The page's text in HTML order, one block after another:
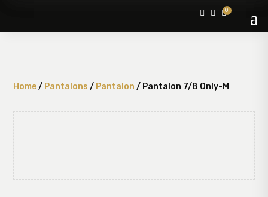
  0
Home/ Pantalons / Pantalon / Pantalon 7/8 Only-M